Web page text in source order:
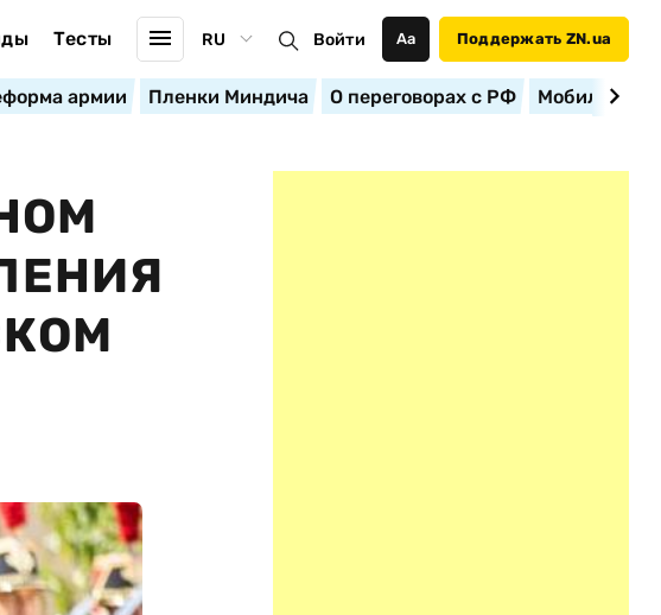
Тесты RU Войти Аа Поддержать ZN.ua
армии Пленки Миндича О переговорах с РФ